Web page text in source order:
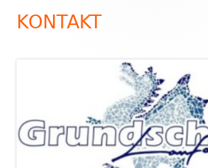
Seitenleiste
KONTAKT